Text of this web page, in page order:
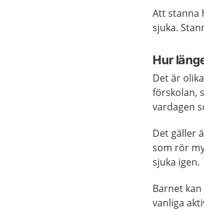
Att stanna
sjuka.
Hur
Det är
förskolan,
vardagen
Det gäller
som rör
sjuka igen.
Barnet
vanliga